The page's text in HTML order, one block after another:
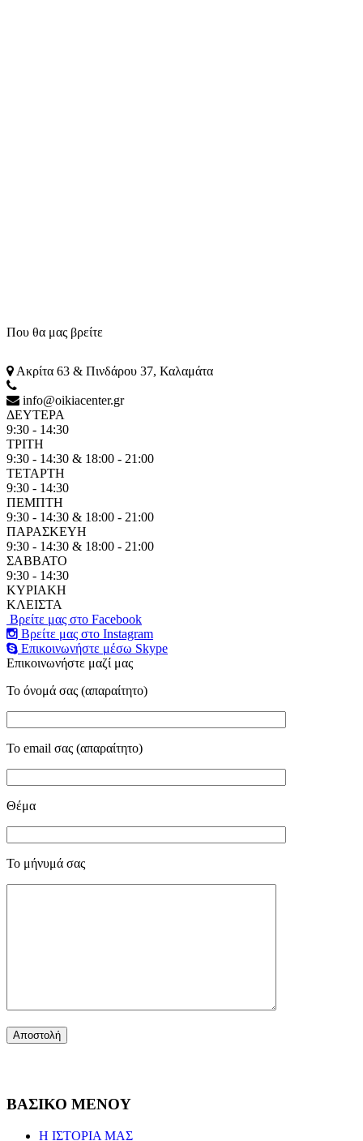
Που θα μας βρείτε
Ακρίτα 63 & Πινδάρου 37, Καλαμάτα
info@oikiacenter.gr
ΔΕΥΤΕΡΑ
9:30 - 14:30
ΤΡΙΤΗ
9:30 - 14:30 & 18:00 - 21:00
ΤΕΤΑΡΤΗ
9:30 - 14:30
ΠΕΜΠΤΗ
9:30 - 14:30 & 18:00 - 21:00
ΠΑΡΑΣΚΕΥΗ
9:30 - 14:30 & 18:00 - 21:00
ΣΑΒΒΑΤΟ
9:30 - 14:30
ΚΥΡΙΑΚΗ
ΚΛΕΙΣΤΑ
Βρείτε μας στο Facebook
Βρείτε μας στο Instagram
Επικοινωνήστε μέσω Skype
Επικοινωνήστε μαζί μας
Το όνομά σας (απαραίτητο)
Το email σας (απαραίτητο)
Θέμα
Το μήνυμά σας
ΒΑΣΙΚΟ ΜΕΝΟΥ
Η ΙΣΤΟΡΙΑ ΜΑΣ